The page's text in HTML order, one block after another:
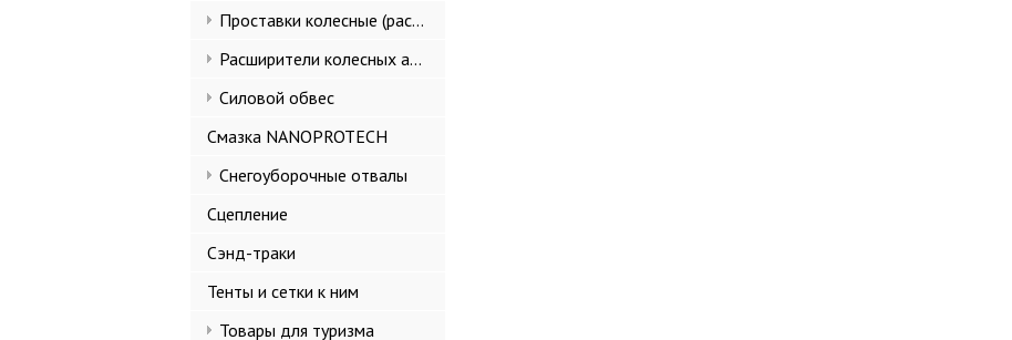
Проставки колесные (расширители колеи)
Расширители колесных арок и брызговики
Силовой обвес
Смазка NANOPROTECH
Снегоуборочные отвалы
Сцепление
Сэнд-траки
Тенты и сетки к ним
Товары для туризма